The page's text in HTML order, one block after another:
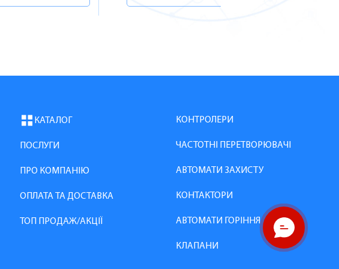
КАТАЛОГ
ПОСЛУГИ
ПРО КОМПАНІЮ
ОПЛАТА ТА ДОСТАВКА
ТОП ПРОДАЖ/АКЦІЇ
КОНТРОЛЕРИ
ЧАСТОТНІ ПЕРЕТВОРЮВАЧІ
АВТОМАТИ ЗАХИСТУ
КОНТАКТОРИ
АВТОМАТИ ГОРІННЯ
КЛАПАНИ